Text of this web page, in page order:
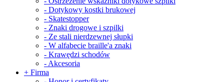
- Dotykowy kostki brukowej
- Skatestopper
- Znaki drogowe i szpilki
- Ze stali nierdzewnej słupki
- W alfabecie braille'a znaki
- Krawędzi schodów
- Akcesoria
+ Firma